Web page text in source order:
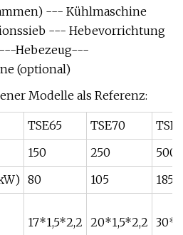
--- Kühlmaschine
--- Hebevorrichtung
Hebezeug---
(optional)
Modelle als Referenz:
TSE65 TSE70
150 250
500
80 105
185
17*1,5*2,2 20*1,5*2,2